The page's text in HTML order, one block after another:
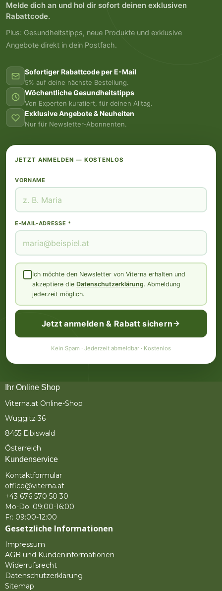
Melde dich an und hol dir sofort deinen exklusiven
Rabattcode.
Plus: Gesundheitstipps, neue Produkte und exklusive
Angebote direkt in dein Postfach.
Sofortiger Rabattcode per E-Mail
5% auf deine nächste Bestellung.
Wöchentliche Gesundheitstipps
Von Experten kuratiert, für deinen Alltag.
Exklusive Angebote & Neuheiten
Nur für Newsletter-Abonnenten.
JETZT ANMELDEN — KOSTENLOS
VORNAME
E-MAIL-ADRESSE *
Ich möchte den Newsletter von Viterna erhalten und
akzeptiere die Datenschutzerklärung. Abmeldung
jederzeit möglich.
Jetzt anmelden & Rabatt sichern
Kein Spam · Jederzeit abmeldbar · Kostenlos
Ihr Online Shop
Viterna.at Online-Shop
Wuggitz 36
8455 Eibiswald
Österreich
Kundenservice
Kontaktformular
office@viterna.at
+43 676 570 50 30
Mo-Do: 09:00-16:00
Fr: 09:00-12:00
Gesetzliche Informationen
Impressum
AGB und Kundeninformationen
Widerrufsrecht
Datenschutzerklärung
Sitemap